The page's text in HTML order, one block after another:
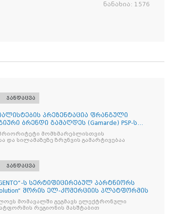
ნანახია: 1576
ჯანდაცვა
პრეზენტაცია ფრანგული
ბრენდი გამაღდეს (Gamarde) PSP-ს
პრიორიტეტი მომხმარებლისთვის
და სილამაზეზე ზრუნვის გამარტივებაა
ჯანდაცვა
ს სერტიფიცირებულ პარტნიორს
Solution“ შორის ელ-კომერციის პლატფორმის
მომავალში გეგმავს ელექტრონული
რეგიონის მასშტაბით